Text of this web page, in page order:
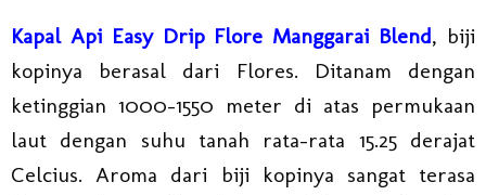
Kapal Api Easy Drip Flore Manggarai Blend, biji
kopinya berasal dari Flores. Ditanam dengan
ketinggian 1000-1550 meter di atas permukaan
laut dengan suhu tanah rata-rata 15.25 derajat
Celcius. Aroma dari biji kopinya sangat terasa